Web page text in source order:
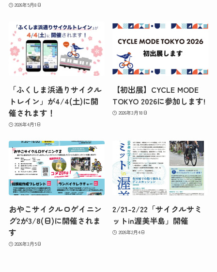
2026年5月8日
「ふくしま浜通りサイクル
トレイン」が4/4(土)に開
催されます！
2026年4月1日
【初出展】CYCLE MODE
TOKYO 2026に参加します!
2026年3月18日
おやこサイクルロゲイニン
グ2が3/8(日)に開催されま
す
2026年3月5日
2/21-2/22「サイクルサミ
ットin渥美半島」開催
2026年2月4日